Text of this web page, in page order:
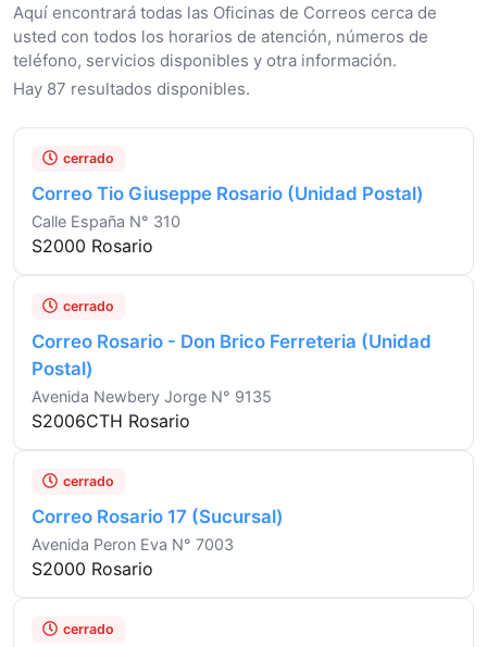
Aquí encontrará todas las Oficinas de Correos cerca de
usted con todos los horarios de atención, números de
teléfono, servicios disponibles y otra información.
Hay 87 resultados disponibles.
cerrado
Correo Tio Giuseppe Rosario (Unidad Postal)
Calle España N° 310
S2000 Rosario
cerrado
Correo Rosario - Don Brico Ferreteria (Unidad
Postal)
Avenida Newbery Jorge N° 9135
S2006CTH Rosario
cerrado
Correo Rosario 17 (Sucursal)
Avenida Peron Eva N° 7003
S2000 Rosario
cerrado